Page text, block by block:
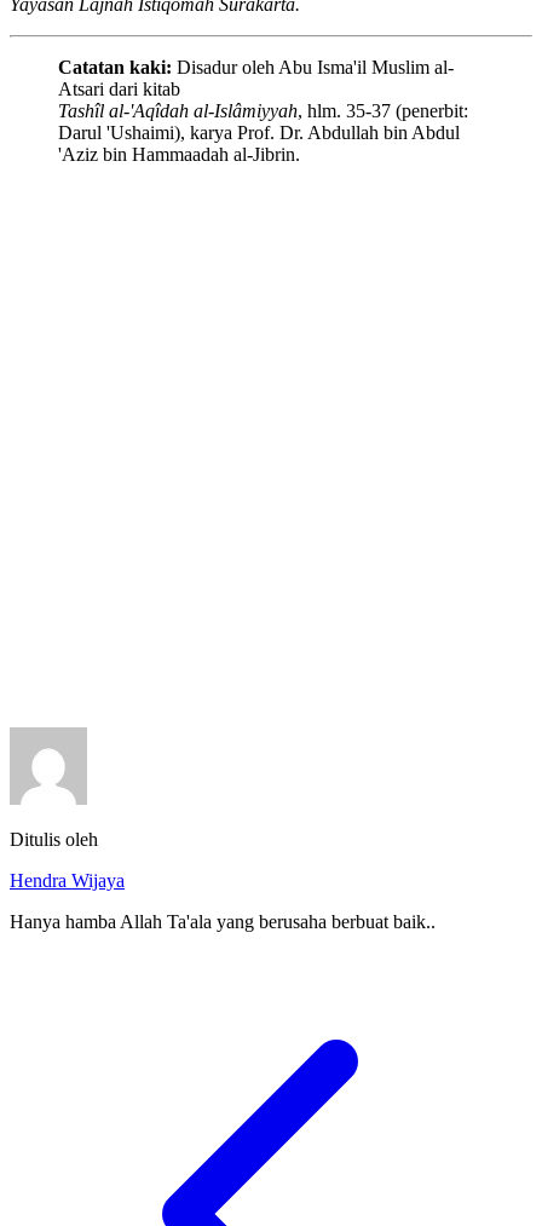
Yayasan Lajnah Istiqomah Surakarta.
Catatan kaki: Disadur oleh Abu Isma'il Muslim al-
Atsari dari kitab
Tashîl al-'Aqîdah al-Islâmiyyah, hlm. 35-37 (penerbit:
Darul 'Ushaimi), karya Prof. Dr. Abdullah bin Abdul
'Aziz bin Hammaadah al-Jibrin.
Ditulis oleh
Hendra Wijaya
Hanya hamba Allah Ta'ala yang berusaha berbuat baik..